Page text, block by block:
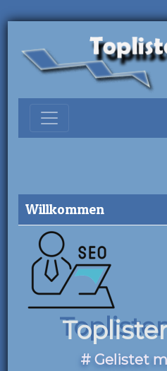
Willkommen
# Gelistet